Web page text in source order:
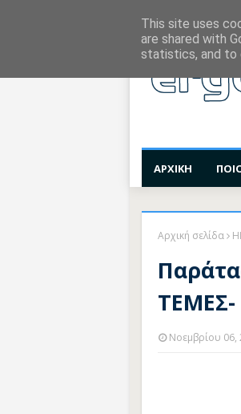
ΑΡΧΙΚΗ
Αρχική σελίδα
ΤΕΜΕΣ-
Νοεμβρίου 06,
This site uses
are shared with
statistics, and to